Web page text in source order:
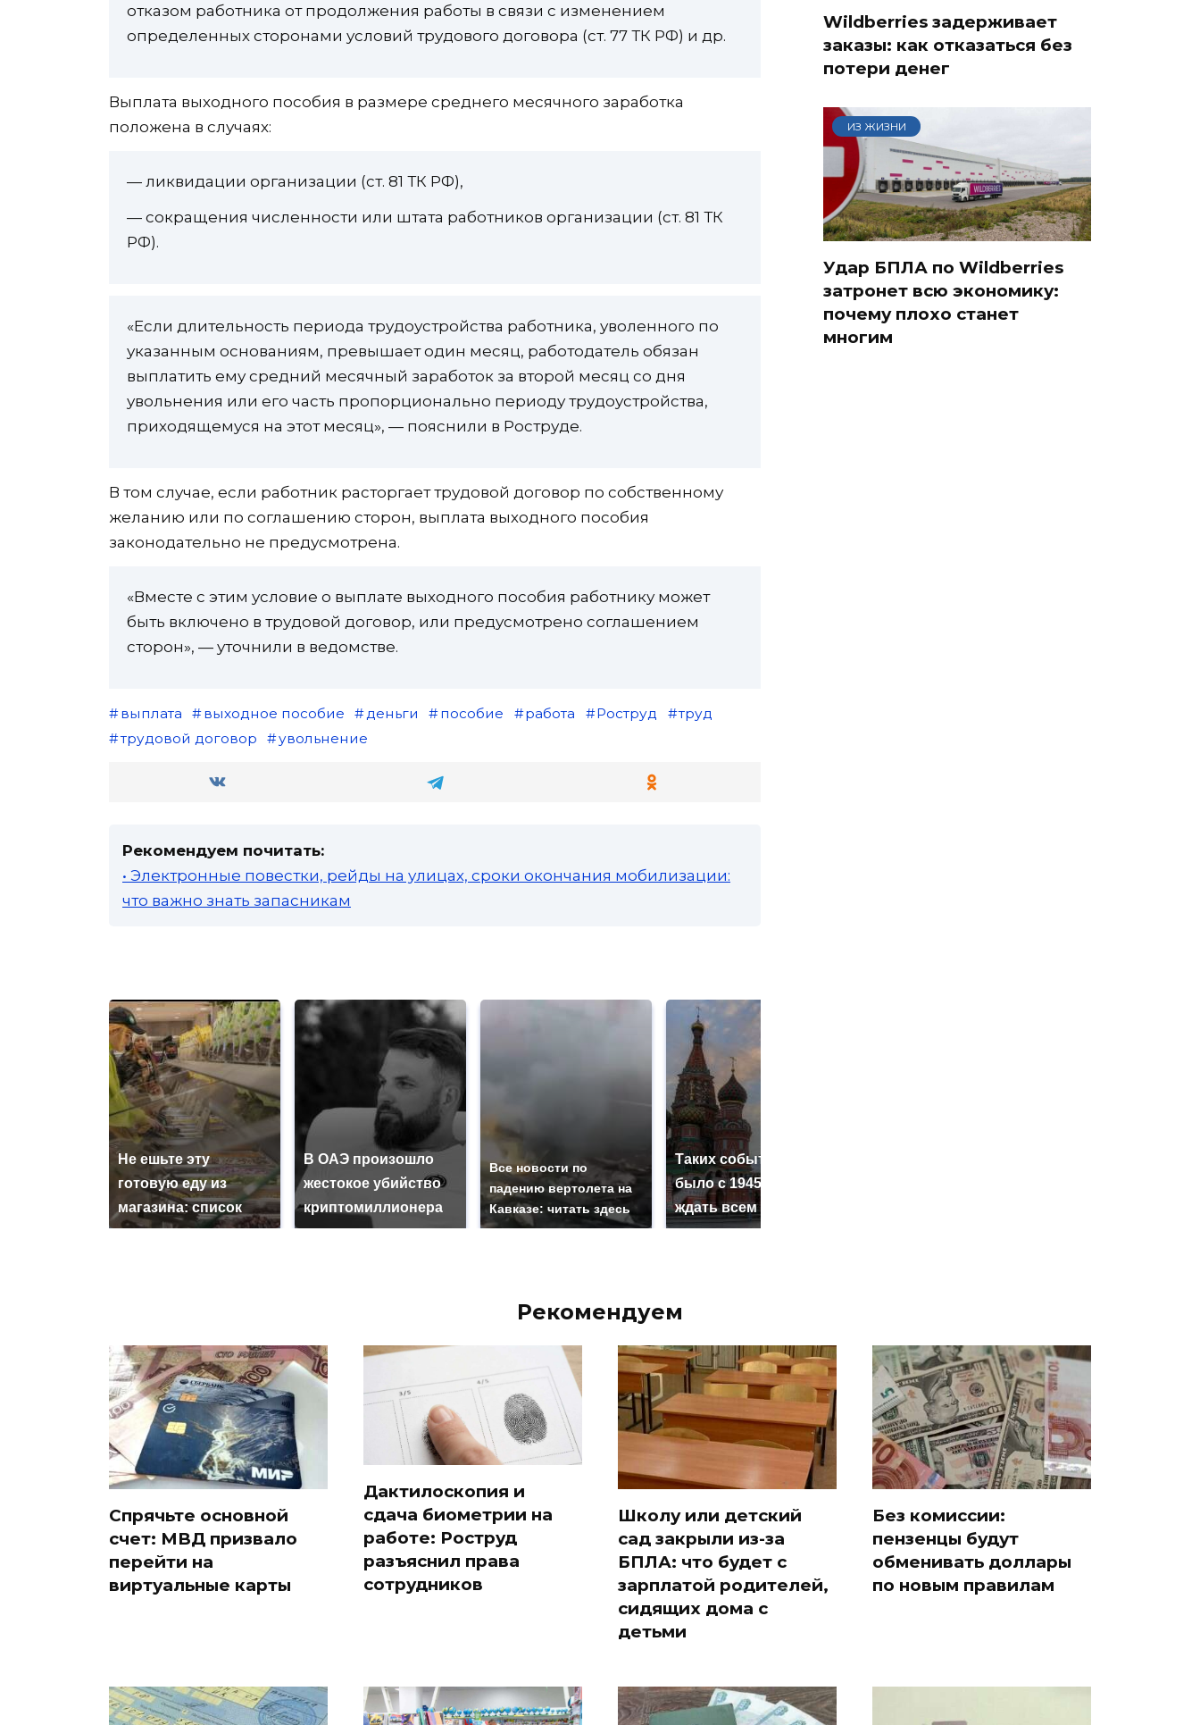
отказом работника от продолжения работы в связи с изменением
определенных сторонами условий трудового договора (ст. 77 ТК РФ) и др.
Выплата выходного пособия в размере среднего месячного заработка
положена в случаях:
— ликвидации организации (ст. 81 ТК РФ),
— сокращения численности или штата работников организации (ст. 81 ТК
РФ).
«Если длительность периода трудоустройства работника, уволенного по
указанным основаниям, превышает один месяц, работодатель обязан
выплатить ему средний месячный заработок за второй месяц со дня
увольнения или его часть пропорционально периоду трудоустройства,
приходящемуся на этот месяц», — пояснили в Роструде.
В том случае, если работник расторгает трудовой договор по собственному
желанию или по соглашению сторон, выплата выходного пособия
законодательно не предусмотрена.
«Вместе с этим условие о выплате выходного пособия работнику может
быть включено в трудовой договор, или предусмотрено соглашением
сторон», — уточнили в ведомстве.
выплата выходное пособие деньги пособие работа Роструд
труд
трудовой договор
увольнение
Рекомендуем почитать:
• Электронные повестки, рейды на улицах, сроки окончания мобилизации:
что важно знать запасникам
Не ешьте эту
готовую еду из
магазина: список
В ОАЭ произошло
жестокое убийство
криптомиллионера
Все новости по
падению вертолета на
Кавказе: читать здесь
Таких событий не
было с 1945: чего
ждать всем нам?
Wildberries задерживает
заказы: как отказаться без
потери денег
ИЗ ЖИЗНИ
Удар БПЛА по Wildberries
затронет всю экономику:
почему плохо станет
многим
Рекомендуем
Спрячьте основной
счет: МВД призвало
перейти на
виртуальные карты
Дактилоскопия и
сдача биометрии на
работе: Роструд
разъяснил права
сотрудников
Школу или детский
сад закрыли из-за
БПЛА: что будет с
зарплатой родителей,
сидящих дома с
детьми
Без комиссии:
пензенцы будут
обменивать доллары
по новым правилам